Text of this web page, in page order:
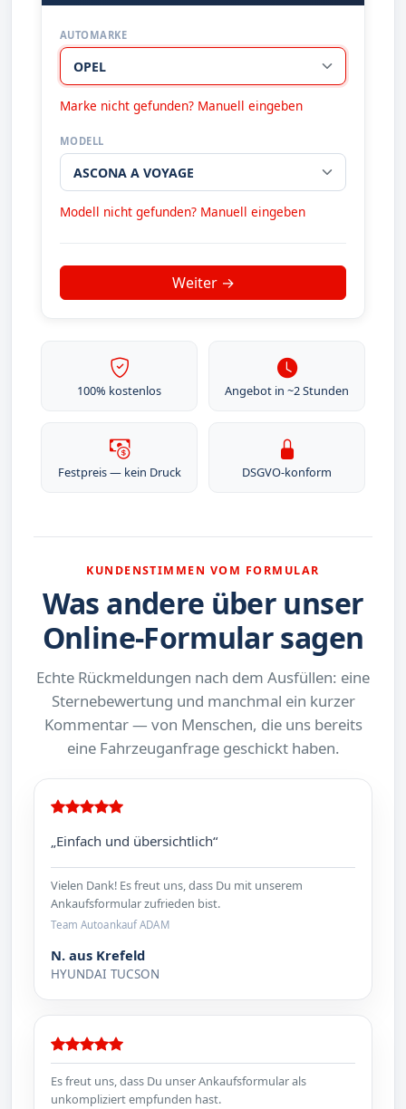
AUTOMARKE
Marke nicht gefunden? Manuell eingeben
MODELL
Modell nicht gefunden? Manuell eingeben
100% kostenlos Angebot in ~2 Stunden
Festpreis — kein Druck DSGVO-konform
KUNDENSTIMMEN VOM FORMULAR
Was andere über unser
Online-Formular sagen
Echte Rückmeldungen nach dem Ausfüllen: eine
Sternebewertung und manchmal ein kurzer
Kommentar — von Menschen, die uns bereits
eine Fahrzeuganfrage geschickt haben.
„Einfach und übersichtlich“
Vielen Dank! Es freut uns, dass Du mit unserem
Ankaufsformular zufrieden bist.
Team Autoankauf ADAM
N. aus Krefeld
HYUNDAI TUCSON
Es freut uns, dass Du unser Ankaufsformular als
unkompliziert empfunden hast.